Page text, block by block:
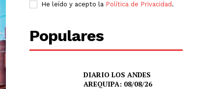
He leído y acepto la Política de Privacidad .
Populares
DIARIO LOS ANDES
AREQUIPA: 08/08/26